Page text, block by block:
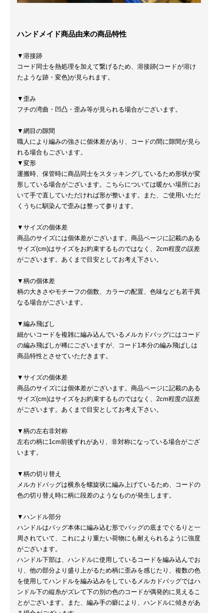
ハンドメイド商品由来の商品特性
▼溶接跡
コード同士を熱処理を加えて繋げるため、溶接跡(コードが溶け
たような跡・変色)が見られます。
▼歪み
フチの湾曲・凹凸・歪み等が見られる場合がございます。
▼網目の隙間
職人により編みの強さに個体差があり、コードの間に隙間が見ら
れる場合もございます。
▼変形
運搬時、保管時に商品同士をスタッキングしているため形状が変
形している場合がございます。こちらについては暖かい場所にお
いて手で直していただければ形が整います。また、ご使用いただ
くうちに馴染んで歪みは整って参ります。
▼サイズの個体差
商品のサイズには個体差がございます。商品ページに記載のある
サイズ(cm)はサイズをお約束するものではなく、2cm程度の誤差
がございます。あくまで目安としてお考え下さい。
▼柄の個体差
柄の大きさやモチーフの個数、カラーの配置、色味なども若干異
なる場合がございます。
▼編み飛ばし
細かいコードを複雑に編み込んでいるメルカドバッグにはコード
の編み飛ばしが稀にございますが、コード1本分の編み飛ばしは
商品特性とさせていただきます。
▼サイズの個体差
商品のサイズには個体差がございます。商品ページに記載のある
サイズ(cm)はサイズをお約束するものではなく、2cm程度の誤差
がございます。あくまで目安としてお考え下さい。
▼柄の左右非対称
左右の柄に1cm前後ずれがあり、非対称になっている場合がござ
います。
▼柄の切り替え
メルカドバッグは横糸を螺旋状に編み上げているため、コードの
色の切り替え時に柄に段差のようなものが発生します。
▼ハンドル部分
ハンドルはバッグ本体に編み込む形でバッグの底までぐるりと一
周されていて、これにより重たい荷物にも耐えられるように強度
がございます。
ハンドル下部は、ハンドルに使用しているコードを編み込んでお
り、他の部分より盛り上がるため柄に歪みを感じたり、複数の色
を使用してハンドルを編み込みをしているメルカドバッグではハ
ンドル下の縦糸がズレて下の別の色のコードが偶発的に見えるこ
とがございます。また、編み手の癖により、ハンドルに傾きがあ